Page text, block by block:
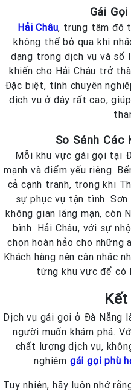
Gái
Hải Châu, trung tâm đô
không thể bỏ qua khi
dạng trong dịch vụ và số
khiến cho Hải Châu trở
Đặc biệt, tính chuyên
dịch vụ ở đây rất cao,
So Sánh Các
Mỗi khu vực gái gọi tại
mạnh và điểm yếu riêng.
cả cạnh tranh, trong khi
sự phục vụ tận tình.
không gian lãng mạn, còn
bình. Hải Châu, với sự
chọn hoàn hảo cho những
Khách hàng nên cân nhắc
từng khu vực để có
Dịch vụ gái gọi ở Đà Nẵng
người muốn khám phá.
chất lượng dịch vụ,
nghiệm gái gọi phù
Tuy nhiên, hãy luôn nhớ